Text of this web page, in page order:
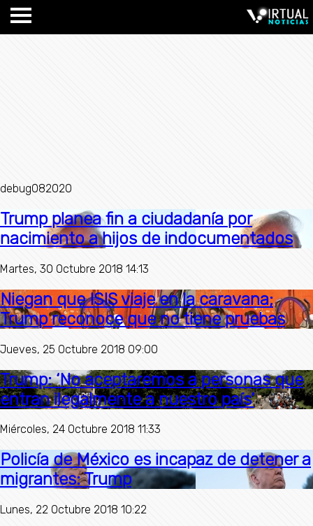
debug082020
Trump planea fin a ciudadanía por
nacimiento a hijos de indocumentados
Martes, 30 Octubre 2018 14:13
Niegan que ISIS viaje en la caravana;
Trump reconoce que no tiene pruebas
Jueves, 25 Octubre 2018 09:00
Trump: ‘No aceptaremos a personas que
entran ilegalmente a nuestro país’
Miércoles, 24 Octubre 2018 11:33
Policía de México es incapaz de detener a
migrantes: Trump
Lunes, 22 Octubre 2018 10:22